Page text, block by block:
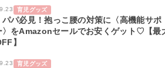
育児グッズ
パパ必見！抱っこ腰の対策に〈高機能サポ
〉をAmazonセールでお安くゲット♡【最
】
育児グッズ